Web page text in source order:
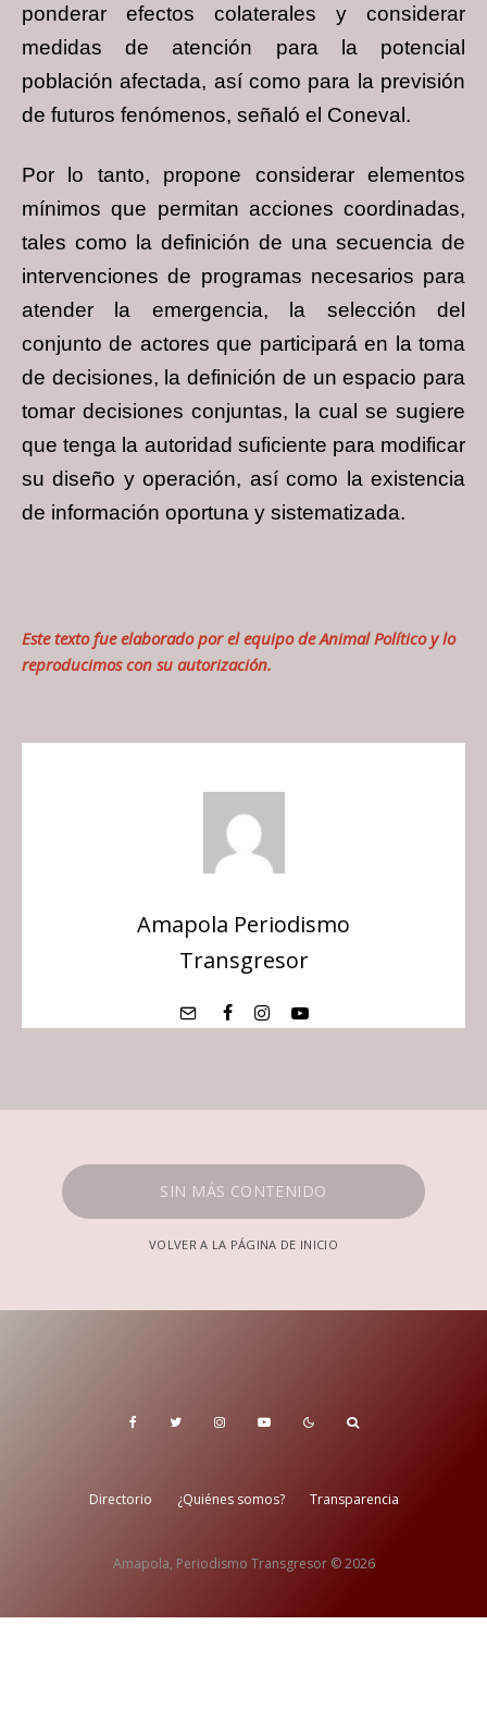
ponderar efectos colaterales y considerar
medidas de atención para la potencial
población afectada, así como para la previsión
de futuros fenómenos, señaló el Coneval.
Por lo tanto, propone considerar elementos
mínimos que permitan acciones coordinadas,
tales como la definición de una secuencia de
intervenciones de programas necesarios para
atender la emergencia, la selección del
conjunto de actores que participará en la toma
de decisiones, la definición de un espacio para
tomar decisiones conjuntas, la cual se sugiere
que tenga la autoridad suficiente para modificar
su diseño y operación, así como la existencia
de información oportuna y sistematizada.
Este texto fue elaborado por el equipo deAnimal Políticoy lo
reproducimos con su autorización.
Amapola Periodismo
Transgresor
SIN MÁS CONTENIDO
VOLVER A LA PÁGINA DE INICIO
Directorio ¿Quiénes somos? Transparencia
Amapola, Periodismo Transgresor © 2026